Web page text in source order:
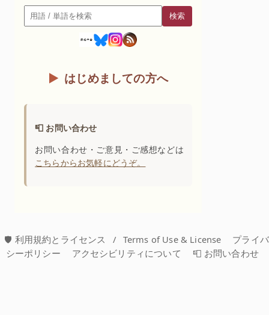
検索
検索
はじめましての方へ
📮 お問い合わせ
お問い合わせ・ご意見・ご感想などは
こちらからお気軽にどうぞ。
🛡️ 利用規約とライセンス / Terms of Use & License
プライバ
シーポリシー
アクセシビリティについて 📮 お問い合わせ